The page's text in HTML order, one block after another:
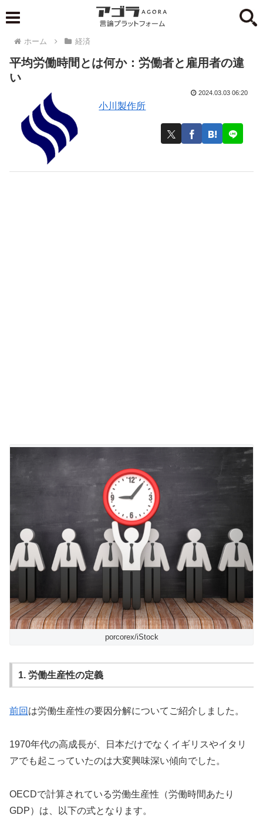
ホーム 経済
平均労働時間とは何か：労働者と雇用者の違
い
小川製作所
2024.03.03 06:20
porcorex/iStock
1. 労働生産性の定義
前回 は労働生産性の要因分解についてご紹介しました。
1970年代の高成長が、日本だけでなくイギリスやイタリ
アでも起こっていたのは大変興味深い傾向でした。
OECDで計算されている労働生産性（労働時間あたり
GDP）は、以下の式となります。